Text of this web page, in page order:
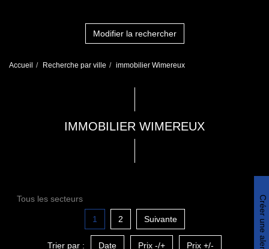
Modifier la rechercher
Accueil Recherche par ville immobilier Wimereux
IMMOBILIER WIMEREUX
Tous les secteurs Créer une alerte
1 2 Suivante
Trier par : Date Prix -/+ Prix +/-